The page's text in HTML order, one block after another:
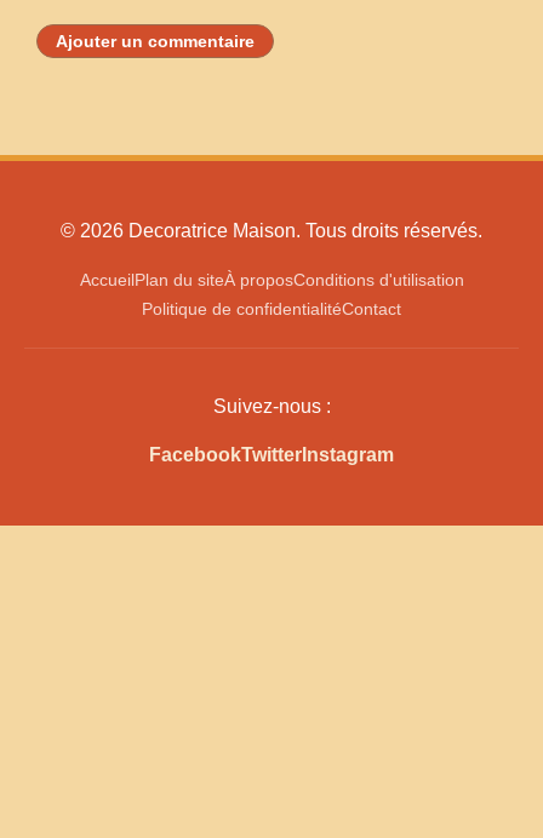
Ajouter un commentaire
© 2026 Decoratrice Maison. Tous droits réservés.
AccueilPlan du siteÀ proposConditions d'utilisation
Politique de confidentialitéContact
Suivez-nous :
FacebookTwitter Instagram